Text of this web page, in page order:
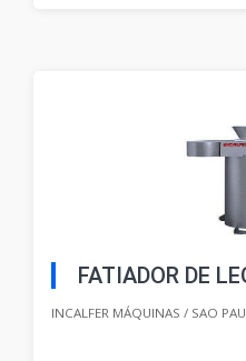
FATIADOR DE
INCALFER MÁQUINAS / SAO